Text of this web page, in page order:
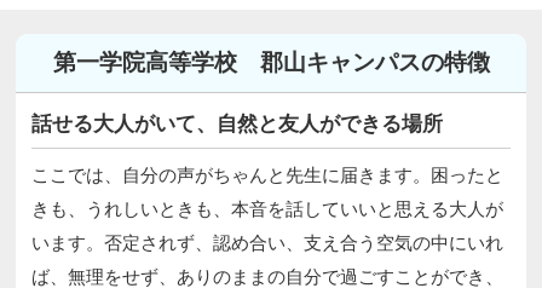
第一学院高等学校 郡山キャンパスの特徴
話せる大人がいて、自然と友人ができる場所
ここでは、自分の声がちゃんと先生に届きます。困ったと
きも、うれしいときも、本音を話していいと思える大人が
います。否定されず、認め合い、支え合う空気の中にいれ
ば、無理をせず、ありのままの自分で過ごすことができ、